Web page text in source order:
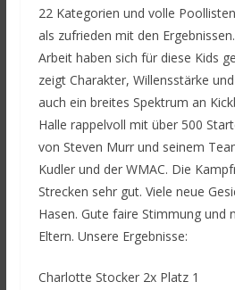
22 Kategorien und volle
als zufrieden mit den
Arbeit haben sich für diese Kids
zeigt Charakter, Willensstärke
auch ein breites Spektrum an
Halle rappelvoll mit über 500
von Steven Murr und seinem
Kudler und der WMAC. Die
Strecken sehr gut. Viele neue
Hasen. Gute faire Stimmung und
Eltern. Unsere Ergebnisse:
Charlotte Stocker 2x Platz 1